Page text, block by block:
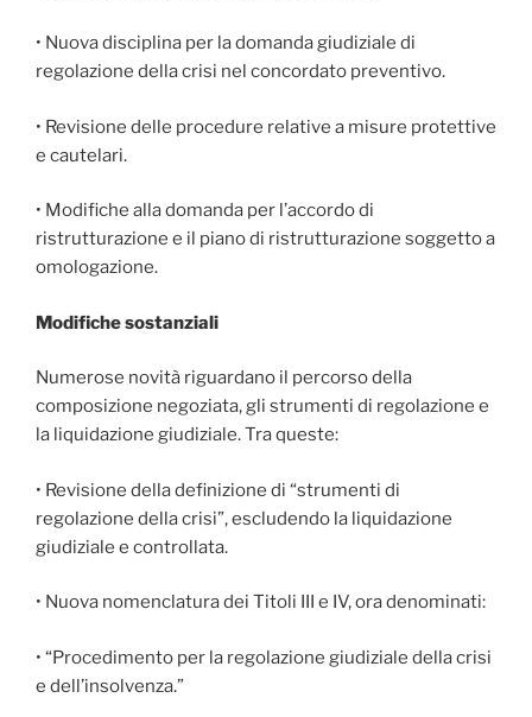
• Nuova disciplina per la domanda giudiziale di
regolazione della crisi nel concordato preventivo.
• Revisione delle procedure relative a misure protettive
e cautelari.
• Modifiche alla domanda per l’accordo di
ristrutturazione e il piano di ristrutturazione soggetto a
omologazione.
Modifiche sostanziali
Numerose novità riguardano il percorso della
composizione negoziata, gli strumenti di regolazione e
la liquidazione giudiziale. Tra queste:
• Revisione della definizione di “strumenti di
regolazione della crisi”, escludendo la liquidazione
giudiziale e controllata.
• Nuova nomenclatura dei Titoli III e IV, ora denominati:
• “Procedimento per la regolazione giudiziale della crisi
e dell’insolvenza.”